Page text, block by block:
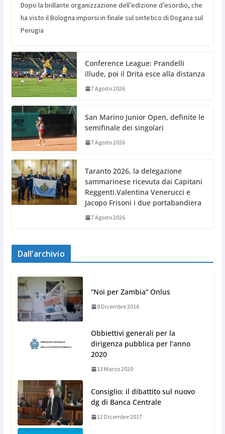
Dopo la brillante organizzazione dell’edizione d’esordio, che
ha visto il Bologna imporsi in finale sul sintetico di Dogana sul
Perugia
Conference League: Prandelli
illude, poi il Drita esce alla distanza
7 Agosto 2026
San Marino Junior Open, definite le
semifinale dei singolari
7 Agosto 2026
Taranto 2026, la delegazione
sammarinese ricevuta dai Capitani
Reggenti.Valentina Venerucci e
Jacopo Frisoni i due portabandiera
7 Agosto 2026
Dall’archivio
“Noi per Zambia” Onlus
8 Dicembre 2016
Obbiettivi generali per la
dirigenza pubblica per l’anno
2020
13 Marzo 2020
Consiglio: il dibattito sul nuovo
dg di Banca Centrale
12 Dicembre 2017